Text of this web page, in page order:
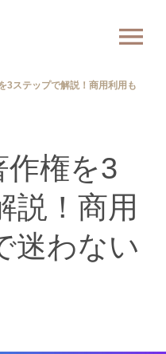
3ステップで解説！商用利用も
作権を3
説！商用
迷わない